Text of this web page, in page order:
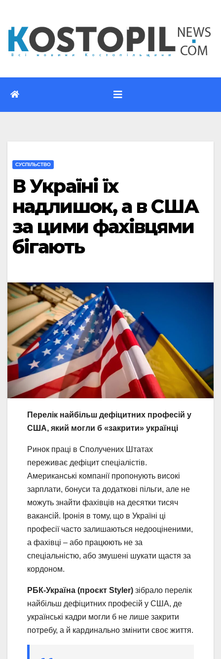
вмісту
CУСПІЛЬСТВО
В Україні їх
надлишок, а в США
за цими фахівцями
бігають
Перелік найбільш дефіцитних професій у
США, який могли б «закрити» українці
Ринок праці в Сполучених Штатах
переживає дефіцит спеціалістів.
Американські компанії пропонують високі
зарплати, бонуси та додаткові пільги, але не
можуть знайти фахівців на десятки тисяч
вакансій. Іронія в тому, що в Україні ці
професії часто залишаються недооціненими,
а фахівці – або працюють не за
спеціальністю, або змушені шукати щастя за
кордоном.
РБК-Україна (проєкт Styler) зібрало перелік
найбільш дефіцитних професій у США, де
українські кадри могли б не лише закрити
потребу, а й кардинально змінити своє життя.